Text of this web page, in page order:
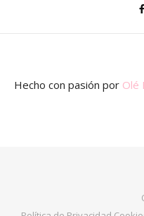
Hecho con pasión por Olé